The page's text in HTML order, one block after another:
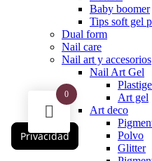
Privacidad
0
Baby boomer
Tips soft gel
Dual form
Nail care
Nail art y accesorios
Nail Art Gel
Art gel
Art deco
Polvo
Glitter